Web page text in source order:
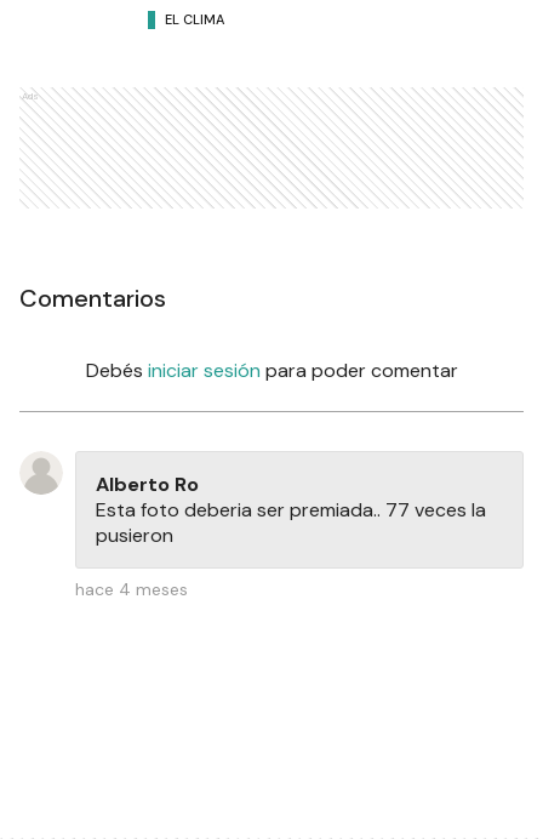
EL CLIMA
Ads
Comentarios
Debés iniciar sesión para poder comentar
Alberto Ro
Esta foto deberia ser premiada.. 77 veces la
pusieron
hace 4 meses